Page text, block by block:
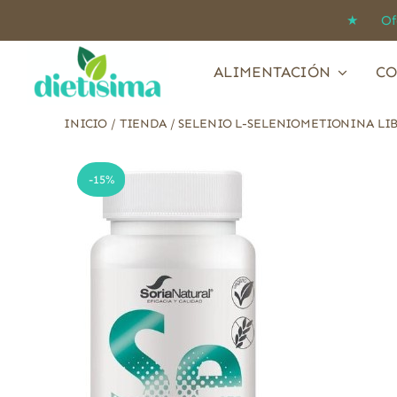
★
ALIMENTACIÓN
INICIO / TIENDA/SELENIO L-SELENIOMETIONINA
-15%